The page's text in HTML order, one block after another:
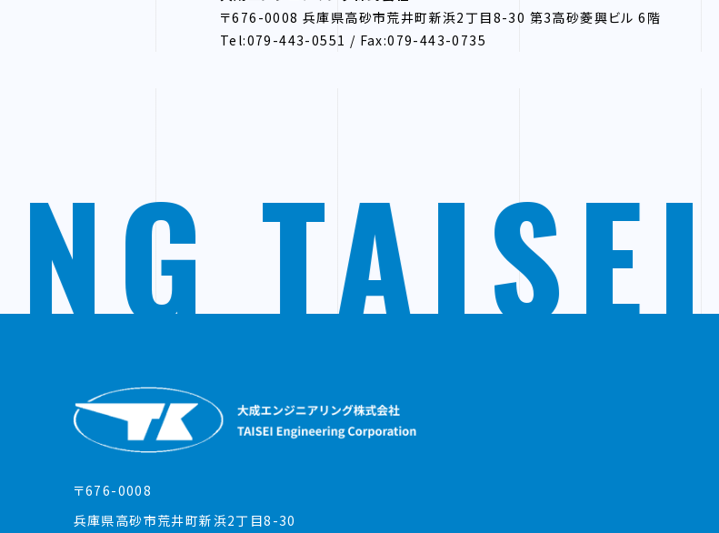
〒676-0008 兵庫県高砂市荒井町新浜2丁目8-30 第3高砂菱興ビル 6階
Tel:079-443-0551 / Fax:079-443-0735
〒676-0008
兵庫県高砂市荒井町新浜2丁目8-30